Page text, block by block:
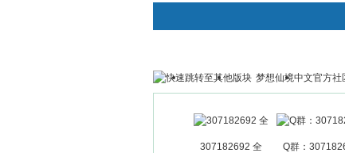
银行 群组聚合 我的空
梦想仙境中文官方社
307182692 全 Q群：